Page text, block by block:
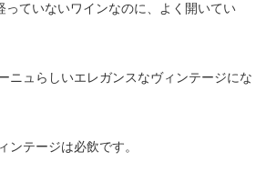
ていないワインなのに、よく開いてい
ニュらしいエレガンスなヴィンテージにな
ンテージは必飲です。